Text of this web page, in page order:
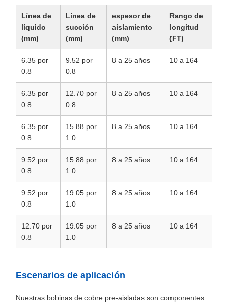
Línea de
líquido
(mm)
Línea de
succión
(mm)
espesor de
aislamiento
(mm)
Rango de
longitud
(FT)
6.35 por
0.8
9.52 por
0.8
8 a 25 años 10 a 164
6.35 por
0.8
12.70 por
0.8
8 a 25 años 10 a 164
6.35 por
0.8
15.88 por
1.0
8 a 25 años 10 a 164
9.52 por
0.8
15.88 por
1.0
8 a 25 años 10 a 164
9.52 por
0.8
19.05 por
1.0
8 a 25 años 10 a 164
12.70 por
0.8
19.05 por
1.0
8 a 25 años 10 a 164
Escenarios de aplicación
Nuestras bobinas de cobre pre-aisladas son componentes